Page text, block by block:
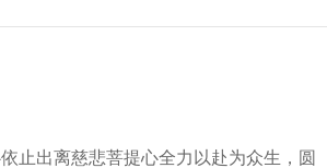
止出离慈悲菩提心全力以赴为众生，圆